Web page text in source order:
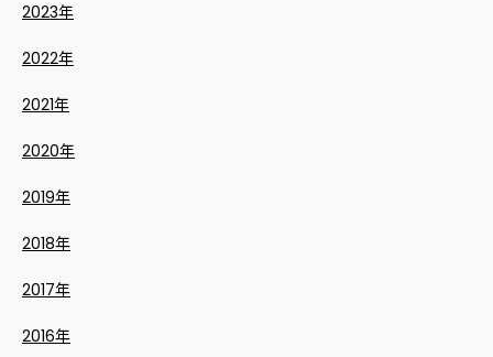
2023年
2022年
2021年
2020年
2019年
2018年
2017年
2016年